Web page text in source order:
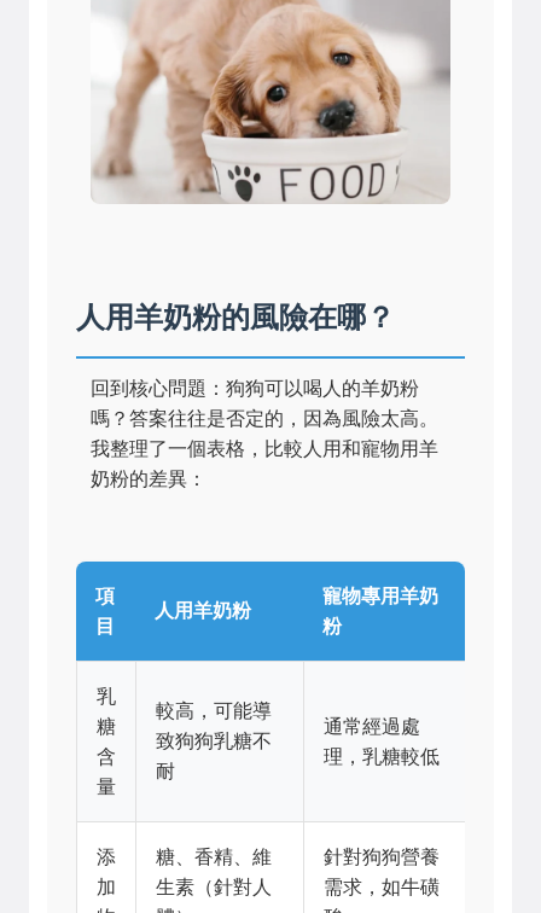
人用羊奶粉的風險在哪？
回到核心問題：狗狗可以喝人的羊奶粉
嗎？答案往往是否定的，因為風險太高。
我整理了一個表格，比較人用和寵物用羊
奶粉的差異：
項
目
人用羊奶粉
寵物專用羊奶
粉
乳
糖
含
量
較高，可能導
致狗狗乳糖不
耐
通常經過處
理，乳糖較低
添
加
糖、香精、維
生素（針對人
針對狗狗營養
需求，如牛磺